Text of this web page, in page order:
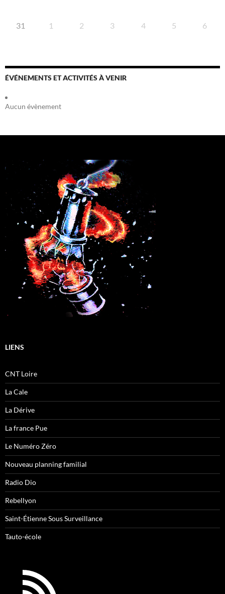
31 1 2 3 4 5 6
ÉVÉNEMENTS ET ACTIVITÉS À VENIR
Aucun évènement
LIENS
CNT Loire
La Cale
La Dérive
La france Pue
Le Numéro Zéro
Nouveau planning familial
Radio Dio
Rebellyon
Saint-Étienne Sous Surveillance
Tauto-école